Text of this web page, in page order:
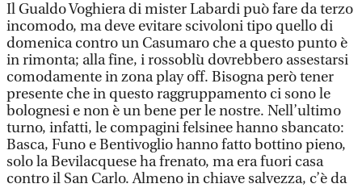
Il Gualdo Voghiera di mister Labardi può fare da terzo
incomodo, ma deve evitare scivoloni tipo quello di
domenica contro un Casumaro che a questo punto è
in rimonta; alla fine, i rossoblù dovrebbero assestarsi
comodamente in zona play off. Bisogna però tener
presente che in questo raggruppamento ci sono le
bolognesi e non è un bene per le nostre. Nell’ultimo
turno, infatti, le compagini felsinee hanno sbancato:
Basca, Funo e Bentivoglio hanno fatto bottino pieno,
solo la Bevilacquese ha frenato, ma era fuori casa
contro il San Carlo. Almeno in chiave salvezza, c’è da